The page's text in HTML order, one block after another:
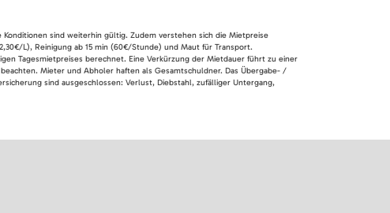
sind weiterhin gültig. Zudem verstehen sich die Mietpreise
L), Reinigung ab 15 min (60€/Stunde) und Maut für Transport.
Tagesmietpreises berechnet. Eine Verkürzung der Mietdauer führt zu einer
Mieter und Abholer haften als Gesamtschuldner. Das Übergabe- /
sind ausgeschlossen: Verlust, Diebstahl, zufälliger Untergang,